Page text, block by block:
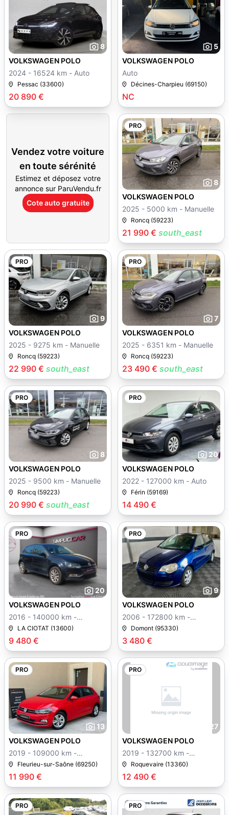
8
20 890 €
VOLKSWAGEN POLO
2024 - 16524 km - Auto
Pessac (33600)
5
NC
VOLKSWAGEN POLO
Auto
Décines-Charpieu (69150)
Vendez votre voiture
en toute sérénité
Estimez et déposez votre
annonce sur ParuVendu.fr
Cote auto gratuite
PRO
8
21 990 € south_east
VOLKSWAGEN POLO
2025 - 5000 km - Manuelle
Roncq (59223)
PRO
9
22 990 € south_east
VOLKSWAGEN POLO
2025 - 9275 km - Manuelle
Roncq (59223)
PRO
7
23 490 € south_east
VOLKSWAGEN POLO
2025 - 6351 km - Manuelle
Roncq (59223)
PRO
8
20 990 € south_east
VOLKSWAGEN POLO
2025 - 9500 km - Manuelle
Roncq (59223)
PRO
20
14 490 €
VOLKSWAGEN POLO
2022 - 127000 km - Auto
Férin (59169)
PRO
20
9 480 €
VOLKSWAGEN POLO
2016 - 140000 km -
Manuelle
LA CIOTAT (13600)
PRO
9
3 480 €
VOLKSWAGEN POLO
2006 - 172800 km -
Manuelle
Domont (95330)
PRO
13
11 990 €
VOLKSWAGEN POLO
2019 - 109000 km -
Manuelle
Fleurieu-sur-Saône (69250)
PRO
27
12 490 €
VOLKSWAGEN POLO
2019 - 132700 km -
Manuelle
Roquevaire (13360)
PRO PRO